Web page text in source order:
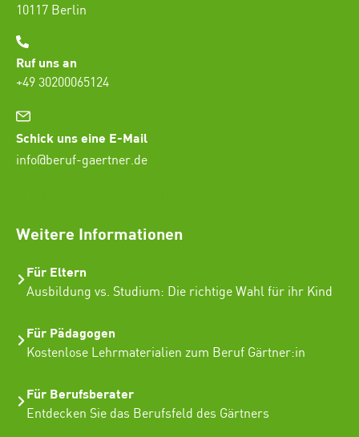
10117 Berlin
Ruf uns an
+49 30200065124
Schick uns eine E-Mail
info@beruf-gaertner.de
Weitere Informationen
Für Eltern
Ausbildung vs. Studium: Die richtige Wahl für ihr Kind
Für Pädagogen
Kostenlose Lehrmaterialien zum Beruf Gärtner:in
Für Berufsberater
Entdecken Sie das Berufsfeld des Gärtners